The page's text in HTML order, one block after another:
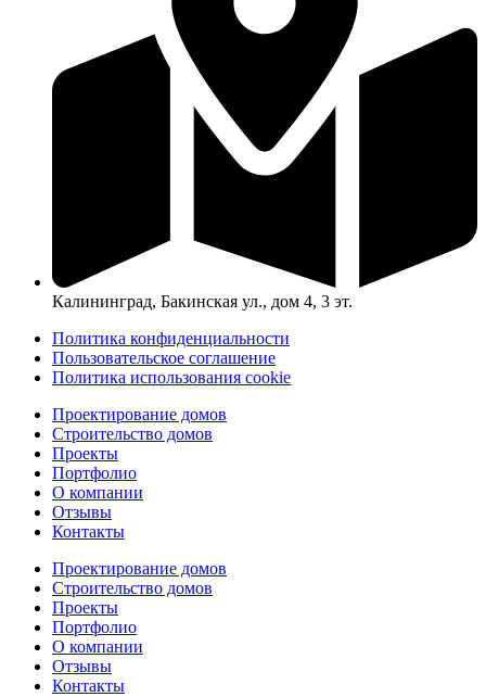
Калининград, Бакинская ул., дом 4, 3 эт.
Политика конфиденциальности
Пользовательское соглашение
Политика использования cookie
Проектирование домов
Строительство домов
Проекты
Портфолио
О компании
Отзывы
Контакты
Проектирование домов
Строительство домов
Проекты
Портфолио
О компании
Отзывы
Контакты